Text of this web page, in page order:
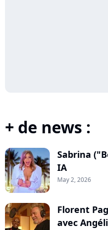
+ de news :
Sabrina
IA
May 2, 2026
Florent
avec